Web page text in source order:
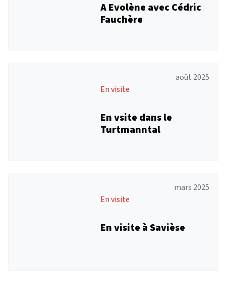
A Evolène avec Cédric
Fauchère
août 2025
En visite
En vsite dans le
Turtmanntal
mars 2025
En visite
En visite à Savièse